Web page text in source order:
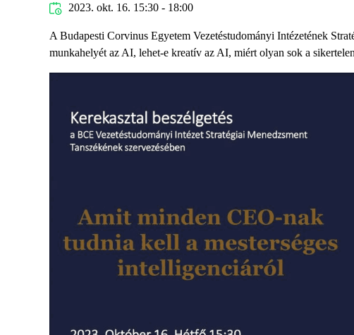
2023. okt. 16. 15:30 - 18:00
A Budapesti Corvinus Egyetem Vezetéstudományi Intézetének
munkahelyét az AI, lehet-e kreatív az AI, miért olyan sok a